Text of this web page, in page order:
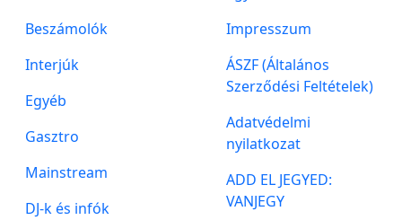
Beszámolók
Interjúk
Egyéb
Gasztro
Mainstream
DJ-k és infók
Impresszum
ÁSZF (Általános
Szerződési Feltételek)
Adatvédelmi
nyilatkozat
ADD EL JEGYED:
VANJEGY